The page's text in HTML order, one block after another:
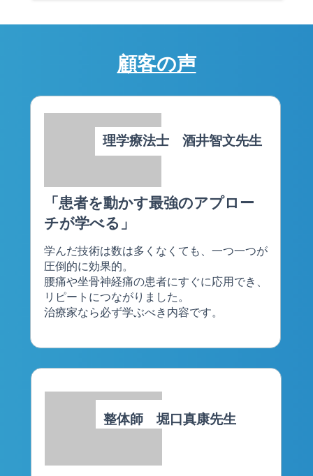
顧客の声
理学療法士 酒井智文先生
「患者を動かす最強のアプロー
チが学べる」
学んだ技術は数は多くなくても、一つ一つが
圧倒的に効果的。
腰痛や坐骨神経痛の患者にすぐに応用でき、
リピートにつながりました。
治療家なら必ず学ぶべき内容です。
整体師 堀口真康先生